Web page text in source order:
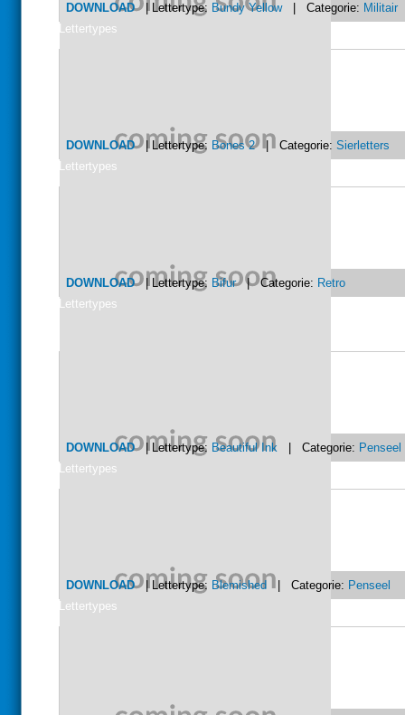
DOWNLOAD| Lettertype: Bundy Yellow| Categorie: Militair
Lettertypes
DOWNLOAD| Lettertype: Bones 2| Categorie: Sierletters
Lettertypes
DOWNLOAD| Lettertype: Bifur| Categorie: Retro
Lettertypes
DOWNLOAD| Lettertype: Beautiful Ink | Categorie: Penseel
Lettertypes
DOWNLOAD| Lettertype: Blemished | Categorie: Penseel
Lettertypes